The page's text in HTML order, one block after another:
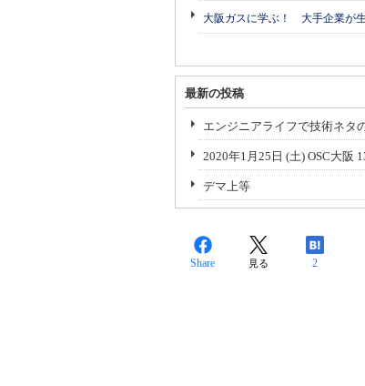
大阪ガスに学ぶ！ 大手企業が
最新の投稿
エンジニアライフで技術ネタ
2020年1月25日 (土) OSC大阪
デマ上等
Share 見る 2